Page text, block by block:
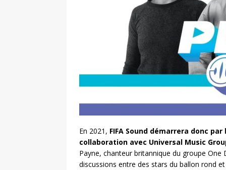
En 2021, FIFA Sound démarrera donc
collaboration avec Universal Music
Payne, chanteur britannique du groupe
discussions entre des stars du ballon rond